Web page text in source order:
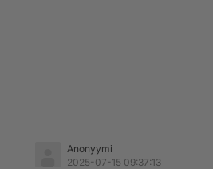
Anonyymi
2025-07-15 09:37:13